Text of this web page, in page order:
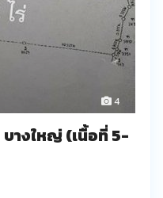
4
างใหญ่ (เนื้อที่ 5-